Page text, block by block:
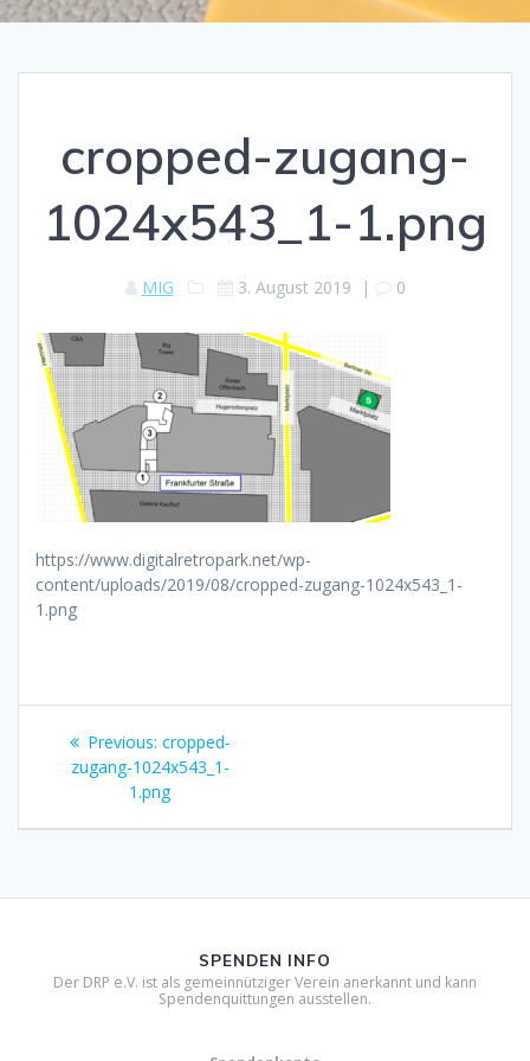
cropped-zugang-
1024x543_1-1.png
MIG 3. August 2019 | 0
https://www.digitalretropark.net/wp-
content/uploads/2019/08/cropped-zugang-1024x543_1-
1.png
Beitragsnavigation
Previous: Previous
post:
cropped-
zugang-1024x543_1-
1.png
SPENDEN INFO
Der DRP e.V. ist als gemeinnütziger Verein anerkannt und kann
Spendenquittungen ausstellen.